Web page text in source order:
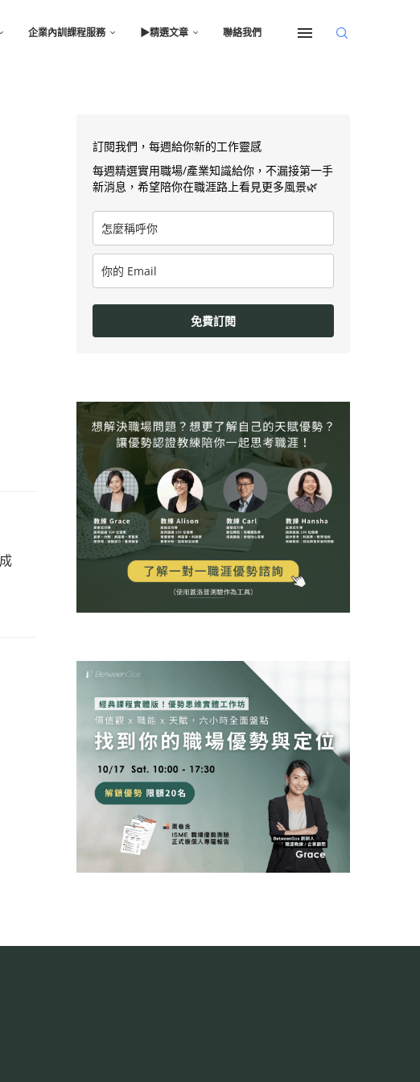
企業內訓課程服務 ▶︎精選文章 聯絡我們
訂閱我們，每週給你新的工作靈感
每週精選實用職場/產業知識給你，不漏接第一手
新消息，希望陪你在職涯路上看見更多風景🌿
免費訂閱